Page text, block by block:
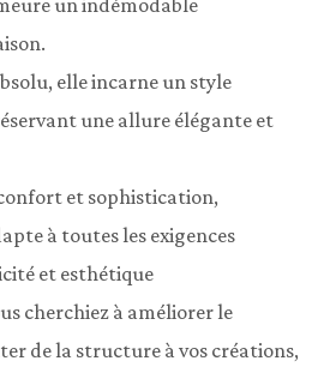
un indémodable
elle incarne un style
une allure élégante et
et sophistication,
à toutes les exigences
et esthétique
cherchiez à améliorer le
de la structure à vos créations,